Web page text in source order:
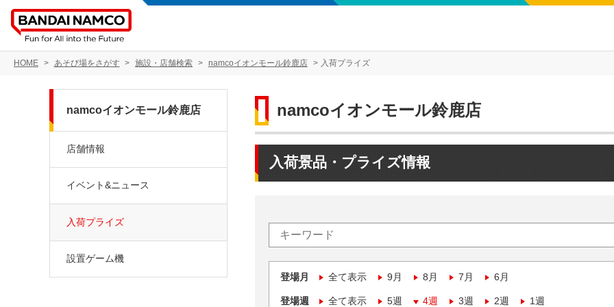
HOME あそび場をさがす 施設・店舗検索 namcoイオンモール鈴鹿店 入荷プライズ
namcoイオンモール鈴鹿店
入荷景品・プライズ情報
登場月 全て表示 9月 8月 7月 6月
登場週 全て表示 5週 4週 3週 2週 1週
namcoイオンモール鈴鹿店
店舗情報
イベント&ニュース
入荷プライズ
設置ゲーム機